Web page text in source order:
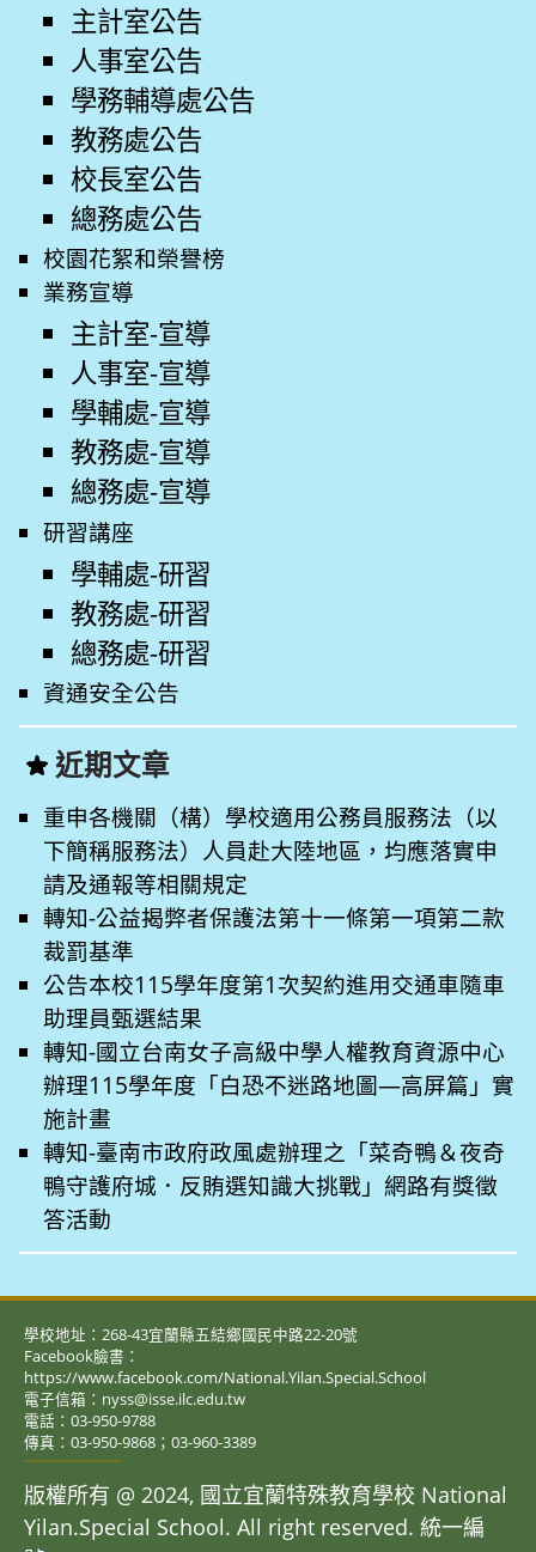
主計室公告
人事室公告
學務輔導處公告
教務處公告
校長室公告
總務處公告
校園花絮和榮譽榜
業務宣導
主計室-宣導
人事室-宣導
學輔處-宣導
教務處-宣導
總務處-宣導
研習講座
學輔處-研習
教務處-研習
總務處-研習
資通安全公告
近期文章
重申各機關（構）學校適用公務員服務法（以
下簡稱服務法）人員赴大陸地區，均應落實申
請及通報等相關規定
轉知-公益揭弊者保護法第十一條第一項第二款
裁罰基準
公告本校115學年度第1次契約進用交通車隨車
助理員甄選結果
轉知-國立台南女子高級中學人權教育資源中心
辦理115學年度「白恐不迷路地圖—高屏篇」實
施計畫
轉知-臺南市政府政風處辦理之「菜奇鴨＆夜奇
鴨守護府城．反賄選知識大挑戰」網路有獎徵
答活動
學校地址：268-43宜蘭縣五結鄉國民中路22-20號
Facebook臉書：
https://www.facebook.com/National.Yilan.Special.School
電子信箱：nyss@isse.ilc.edu.tw
電話：03-950-9788
傳真：03-950-9868；03-960-3389
版權所有 @ 2024, 國立宜蘭特殊教育學校 National
Yilan.Special School. All right reserved. 統一編